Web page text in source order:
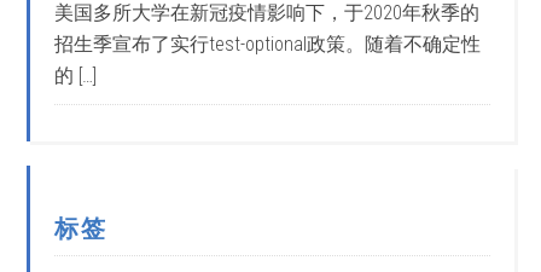
美国多所大学在新冠疫情影响下，于2020年秋季的
招生季宣布了实行test-optional政策。随着不确定性
的 […]
标签